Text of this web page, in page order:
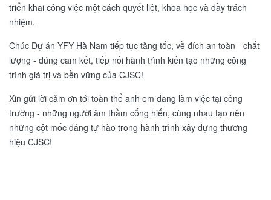
triển khai công việc một cách quyết liệt, khoa học và đầy trách
nhiệm.
Chúc Dự án YFY Hà Nam tiếp tục tăng tốc, về đích an toàn - chất
lượng - đúng cam kết, tiếp nối hành trình kiến tạo những công
trình giá trị và bền vững của CJSC!
Xin gửi lời cảm ơn tới toàn thể anh em đang làm việc tại công
trường - những người âm thầm cống hiến, cùng nhau tạo nên
những cột mốc đáng tự hào trong hành trình xây dựng thương
hiệu CJSC!